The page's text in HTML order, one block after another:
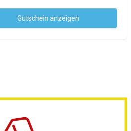
Gutschein anzeigen